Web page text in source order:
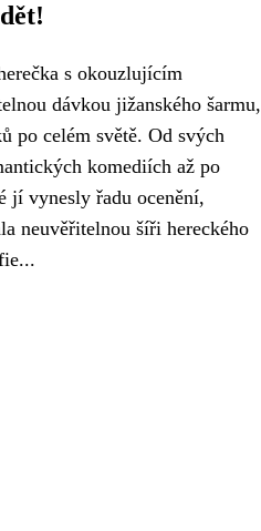
s okouzlujícím
dávkou jižanského šarmu,
po celém světě. Od svých
komediích až po
jí vynesly řadu ocenění,
neuvěřitelnou šíři hereckého